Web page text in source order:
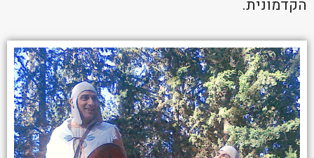
הקדמונית.